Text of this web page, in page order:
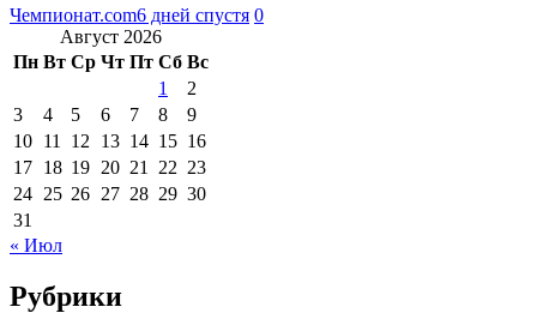
Чемпионат.com6 дней спустя 0
Август 2026
Пн Вт Ср Чт Пт Сб Вс
1
2
3
4 5 6 7 8
9
10 11 12 13 14 15 16
17 18 19 20 21 22 23
24 25 26 27 28 29 30
31
« Июл
Рубрики